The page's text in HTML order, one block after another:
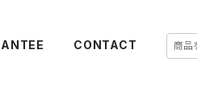
CONTACT